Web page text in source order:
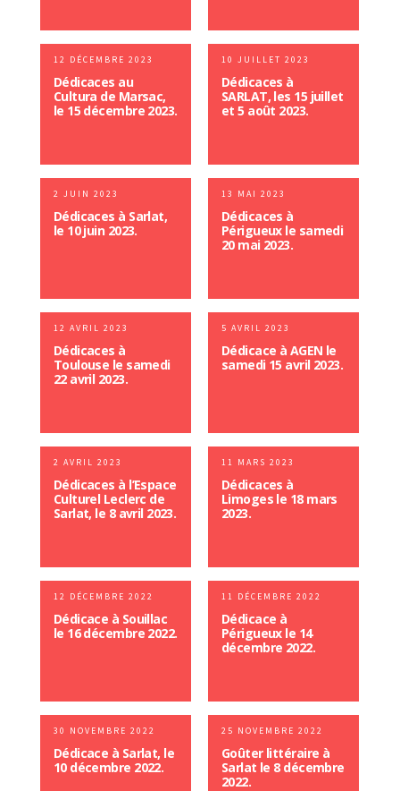
12 DÉCEMBRE 2023
Dédicaces au
Cultura de Marsac,
le 15 décembre 2023.
10 JUILLET 2023
Dédicaces à
SARLAT, les 15 juillet
et 5 août 2023.
2 JUIN 2023
Dédicaces à Sarlat,
le 10 juin 2023.
13 MAI 2023
Dédicaces à
Périgueux le samedi
20 mai 2023.
12 AVRIL 2023
Dédicaces à
Toulouse le samedi
22 avril 2023.
5 AVRIL 2023
Dédicace à AGEN le
samedi 15 avril 2023.
2 AVRIL 2023
Dédicaces à l’Espace
Culturel Leclerc de
Sarlat, le 8 avril 2023.
11 MARS 2023
Dédicaces à
Limoges le 18 mars
2023.
12 DÉCEMBRE 2022
Dédicace à Souillac
le 16 décembre 2022.
11 DÉCEMBRE 2022
Dédicace à
Périgueux le 14
décembre 2022.
30 NOVEMBRE 2022
Dédicace à Sarlat, le
10 décembre 2022.
25 NOVEMBRE 2022
Goûter littéraire à
Sarlat le 8 décembre
2022.